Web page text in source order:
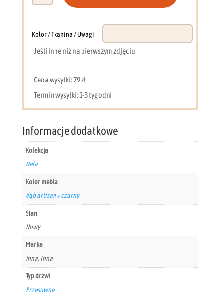
z
dąb
+
czarna
lamelami
NELA150
Kolor / Tkanina / Uwagi
Jeśli inne niż na pierwszym zdjęciu
Cena wysyłki: 79 zł
Termin wysyłki: 1-3 tygodni
Informacje dodatkowe
Kolekcja
Nela
Kolor mebla
dąb artisan + czarny
Stan
Nowy
Marka
inna, Inna
Typ drzwi
Przesuwne